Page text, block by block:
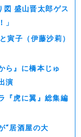
図 盛山晋太郎ゲス
」
寅子（伊藤沙莉）
ら』に橋本じゅ
演
『虎に翼』総集編
“居酒屋の大